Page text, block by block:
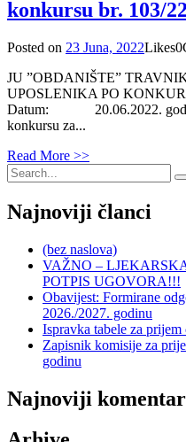
konkursu br. 103/22
Posted on 23 Juna, 2022Likes0
JU ”OBDANIŠTE”
UPOSLENIKA PO
Datum: 20.06.2022. god.
konkursu za...
Read More >>
Najnoviji članci
(bez naslova)
VAŽNO –
POTPIS UGOVORA!!!
Obavijest: Formirane
2026./2027. godinu
Ispravka tabele za
Zapisnik komisije za
godinu
Najnoviji